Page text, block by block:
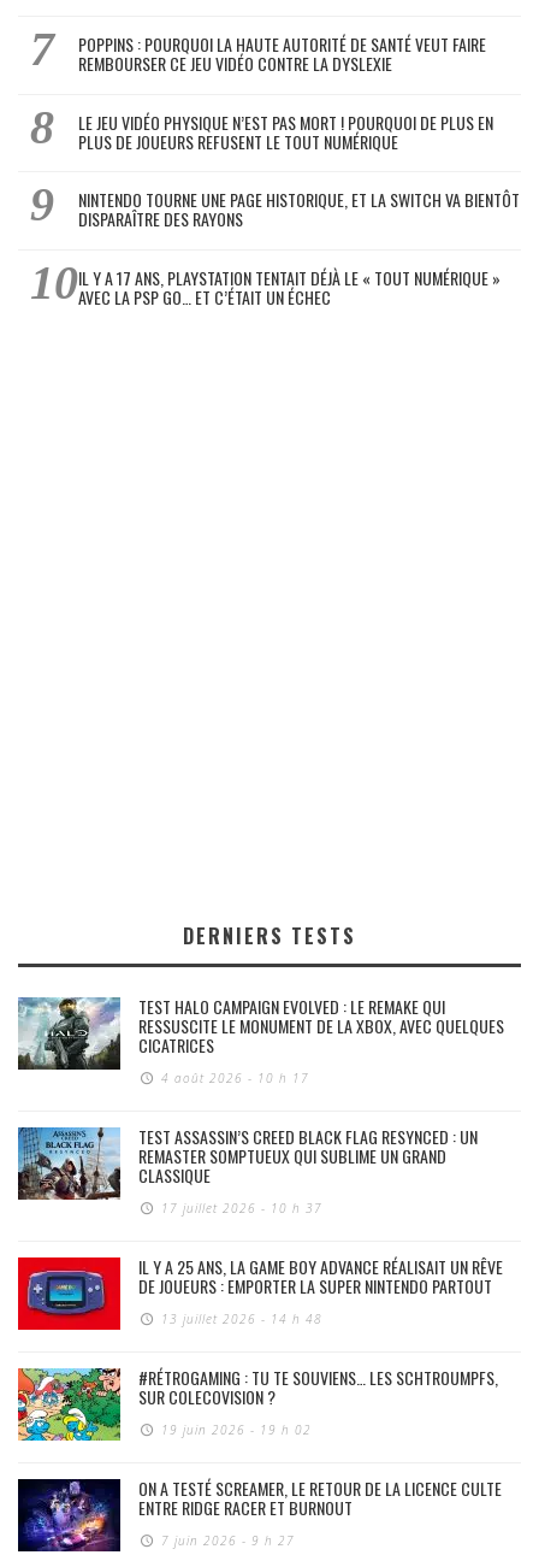
POPPINS : POURQUOI LA HAUTE AUTORITÉ DE SANTÉ VEUT FAIRE
REMBOURSER CE JEU VIDÉO CONTRE LA DYSLEXIE
LE JEU VIDÉO PHYSIQUE N’EST PAS MORT ! POURQUOI DE PLUS EN
PLUS DE JOUEURS REFUSENT LE TOUT NUMÉRIQUE
NINTENDO TOURNE UNE PAGE HISTORIQUE, ET LA SWITCH VA BIENTÔT
DISPARAÎTRE DES RAYONS
IL Y A 17 ANS, PLAYSTATION TENTAIT DÉJÀ LE « TOUT NUMÉRIQUE »
AVEC LA PSP GO… ET C’ÉTAIT UN ÉCHEC
DERNIERS TESTS
TEST HALO CAMPAIGN EVOLVED : LE REMAKE QUI
RESSUSCITE LE MONUMENT DE LA XBOX, AVEC QUELQUES
CICATRICES
4 août 2026 - 10 h 17
TEST ASSASSIN’S CREED BLACK FLAG RESYNCED : UN
REMASTER SOMPTUEUX QUI SUBLIME UN GRAND
CLASSIQUE
17 juillet 2026 - 10 h 37
IL Y A 25 ANS, LA GAME BOY ADVANCE RÉALISAIT UN RÊVE
DE JOUEURS : EMPORTER LA SUPER NINTENDO PARTOUT
13 juillet 2026 - 14 h 48
#RÉTROGAMING : TU TE SOUVIENS… LES SCHTROUMPFS,
SUR COLECOVISION ?
19 juin 2026 - 19 h 02
ON A TESTÉ SCREAMER, LE RETOUR DE LA LICENCE CULTE
ENTRE RIDGE RACER ET BURNOUT
7 juin 2026 - 9 h 27